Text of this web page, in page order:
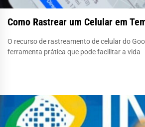
Como Rastrear um Celular em
O recurso de rastreamento de celular do
ferramenta prática que pode facilitar a vida